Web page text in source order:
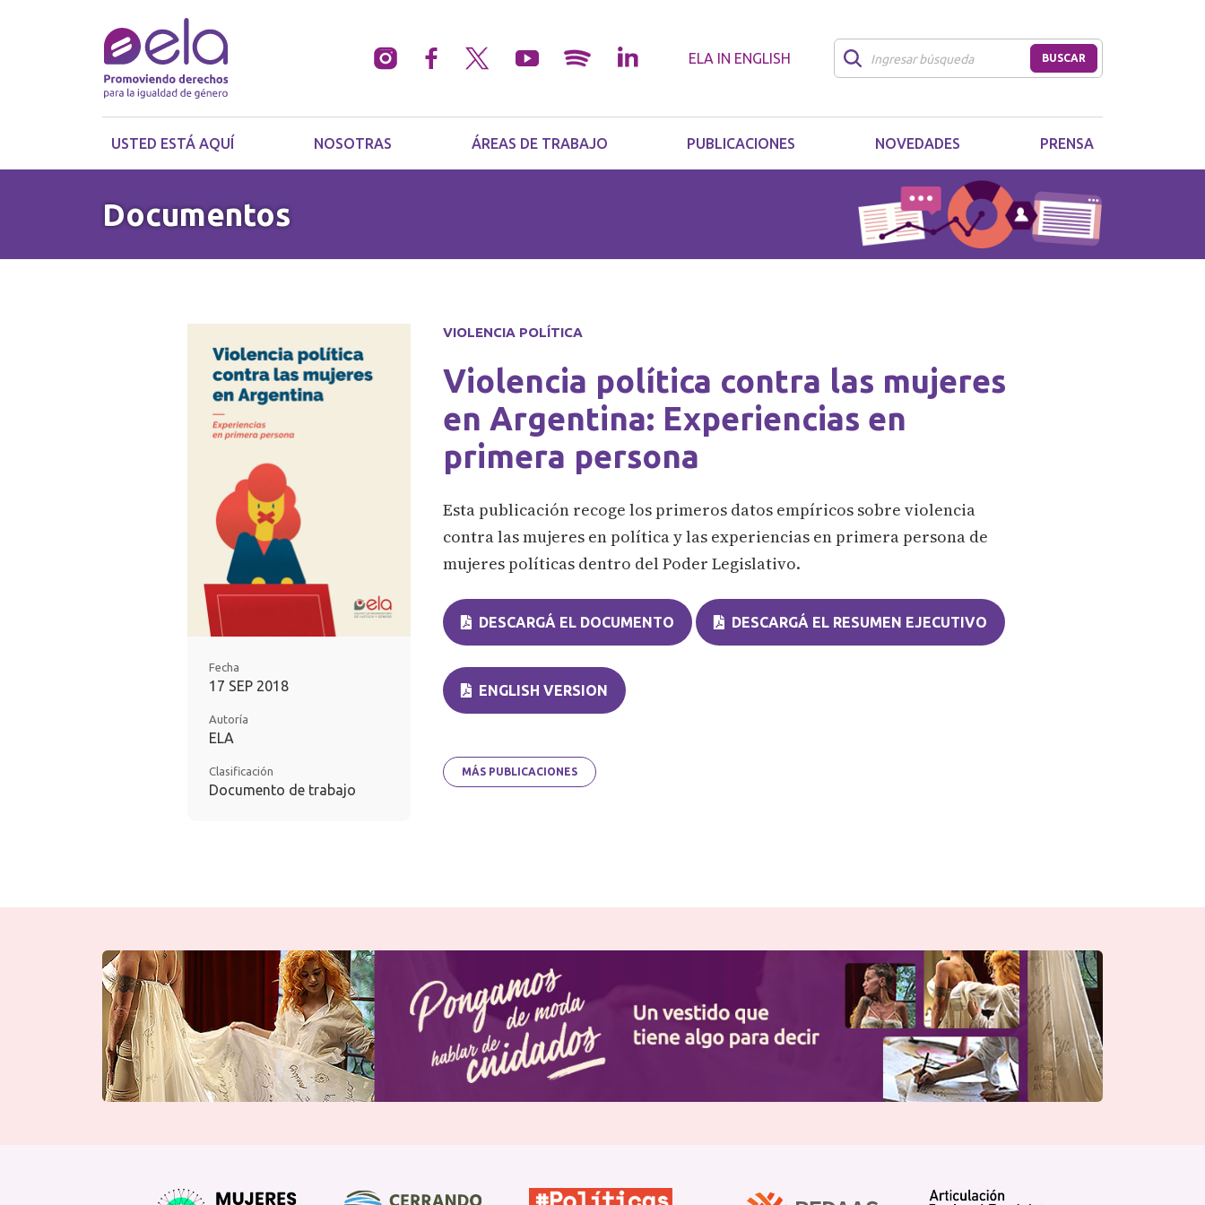
ELA IN ENGLISH BUSCAR
USTED ESTÁ AQUÍ NOSOTRAS ÁREAS DE TRABAJO PUBLICACIONES NOVEDADES PRENSA
Documentos
Fecha
17 SEP 2018
Autoría
ELA
Clasificación
Documento de trabajo
VIOLENCIA POLÍTICA
Violencia política contra las mujeres
en Argentina: Experiencias en
primera persona
Esta publicación recoge los primeros datos empíricos sobre violencia
contra las mujeres en política y las experiencias en primera persona de
mujeres políticas dentro del Poder Legislativo.
DESCARGÁ EL DOCUMENTO DESCARGÁ EL RESUMEN EJECUTIVO
ENGLISH VERSION
MÁS PUBLICACIONES